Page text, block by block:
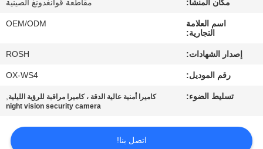
المصنع
مراقبة
الجودة
اتصل
بنا
مكان المنشأ: مقاطعة قوانغدونغ الصينية
اسم العلامة
التجارية:
OEM/ODM
إصدار الشهادات: ROSH
رقم الموديل: OX-WS4
تسليط الضوء: كاميرا أمنية عالية الدقة ، كاميرا مراقبة للرؤية الليلية,
night vision security camera
اتصل بنا!